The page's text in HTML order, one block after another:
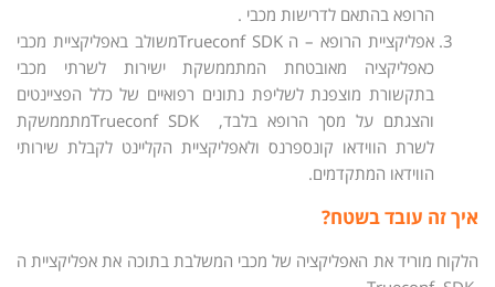
הרופא בהתאם לדרישות מכבי .
אפליקציית הרופא – ה Trueconf SDKמשולב באפליקציית מכבי
כאפליקציה מאובטחת המתממשקת ישירות לשרתי מכבי
בתקשורת מוצפנת לשליפת נתונים רפואיים של כלל הפציינטים
והצגתם על מסך הרופא בלבד, Trueconf SDKמתממשקת
לשרת הווידאו קונספרנס ולאפליקציית הקליינט לקבלת שירותי
הווידאו המתקדמים.
איך זה עובד בשטח?
הלקוח מוריד את האפליקציה של מכבי המשלבת בתוכה את אפליקציית ה